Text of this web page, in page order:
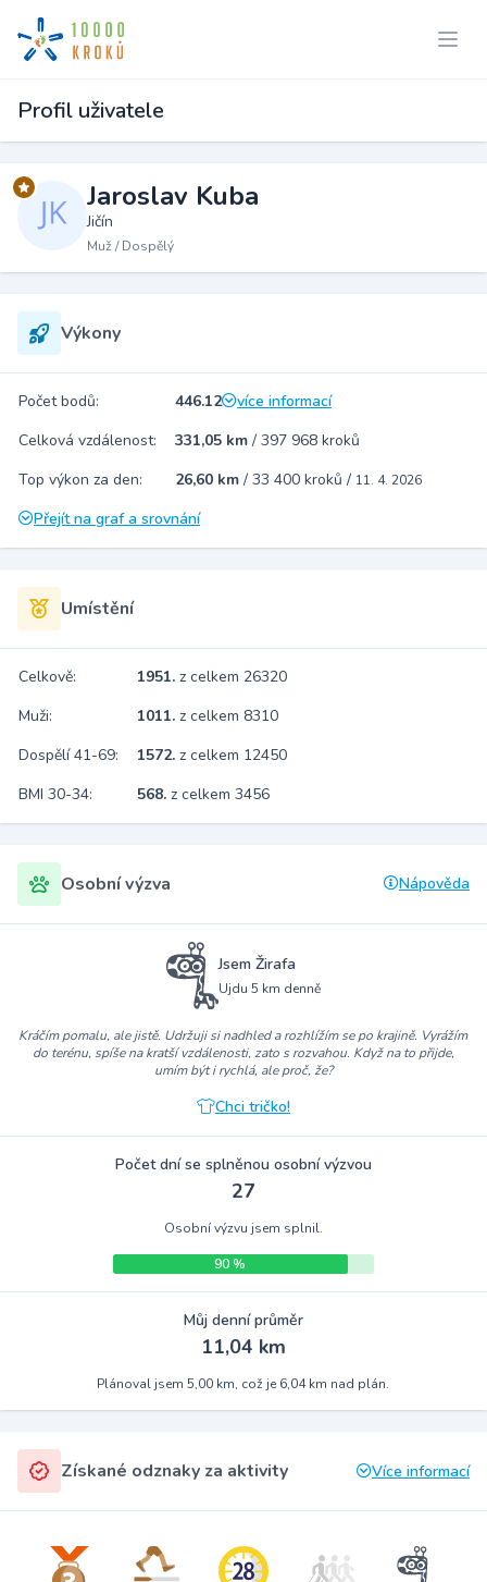
Profil uživatele
Jaroslav Kuba
Jičín
Muž / Dospělý
Výkony
Počet bodů: 446.12
více informací
Celková vzdálenost:
331,05 km / 397 968 kroků
Top výkon za den:
26,60 km / 33 400 kroků / 11. 4. 2026
Přejít na graf a srovnání
Umístění
Celkově: 1951. z celkem 26320
Muži:
1011. z celkem 8310
Dospělí 41-69:
1572. z celkem 12450
BMI 30-34:
568. z celkem 3456
Osobní výzva Nápověda
Jsem Žirafa
Ujdu 5 km denně
Kráčím pomalu, ale jistě. Udržuji si nadhled a rozhlížím se po krajině. Vyrážím
do terénu, spíše na kratší vzdálenosti, zato s rozvahou. Když na to přijde,
umím být i rychlá, ale proč, že?
Chci tričko!
Počet dní se splněnou osobní výzvou
27
Osobní výzvu jsem splnil.
90 %
Můj denní průměr
11,04 km
Plánoval jsem 5,00 km, což je 6,04 km nad plán.
Získané odznaky za aktivity Více informací